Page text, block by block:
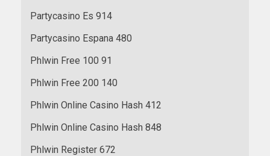
Partycasino Es 914
Partycasino Espana 480
Phlwin Free 100 91
Phlwin Free 200 140
Phlwin Online Casino Hash 412
Phlwin Online Casino Hash 848
Phlwin Register 672